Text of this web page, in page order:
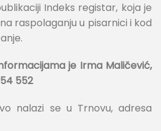
Indeks registar, koja je
raspolaganju u pisarnici i kod
je Irma Maličević,
552
nalazi se u Trnovu, adresa